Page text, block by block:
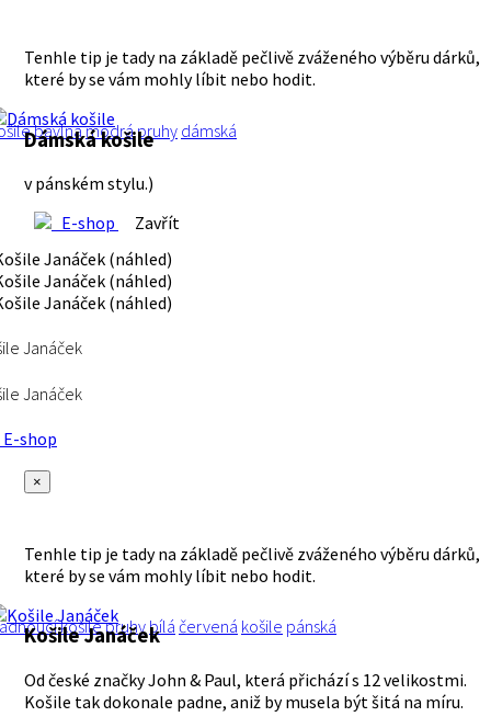
Tenhle tip je tady na základě pečlivě zváženého výběru dárků,
které by se vám mohly líbit nebo hodit.
bavlnamodrá pruhy dámská
Dámská košile
v pánském stylu.)
E-shop
Zavřít
Janáček
Janáček
shop
×
Tenhle tip je tady na základě pečlivě zváženého výběru dárků,
které by se vám mohly líbit nebo hodit.
košilepruhy bílá červená košile pánská
Košile Janáček
Od české značky John & Paul, která přichází s 12 velikostmi.
Košile tak dokonale padne, aniž by musela být šitá na míru.